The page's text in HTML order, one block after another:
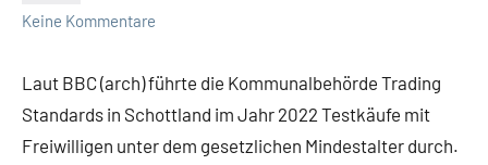
Keine Kommentare
Laut BBC (arch) führte die Kommunalbehörde Trading
Standards in Schottland im Jahr 2022 Testkäufe mit
Freiwilligen unter dem gesetzlichen Mindestalter durch.